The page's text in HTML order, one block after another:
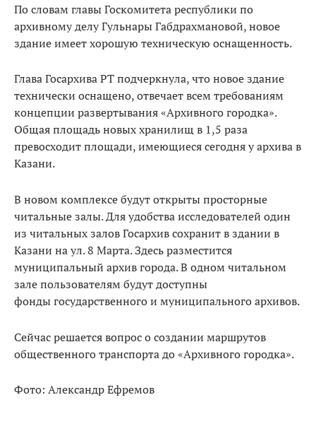
По словам главы Госкомитета республики по
архивному делу Гульнары Габдрахмановой, новое
здание имеет хорошую техническую оснащенность.
Глава Госархива РТ подчеркнула, что новое здание
технически оснащено, отвечает всем требованиям
концепции развертывания «Архивного городка».
Общая площадь новых хранилищ в 1,5 раза
превосходит площади, имеющиеся сегодня у архива в
Казани.
В новом комплексе будут открыты просторные
читальные залы. Для удобства исследователей один
из читальных залов Госархив сохранит в здании в
Казани на ул. 8 Марта. Здесь разместится
муниципальный архив города. В одном читальном
зале пользователям будут доступны
фонды государственного и муниципального архивов.
Сейчас решается вопрос о создании маршрутов
общественного транспорта до «Архивного городка».
Фото: Александр Ефремов